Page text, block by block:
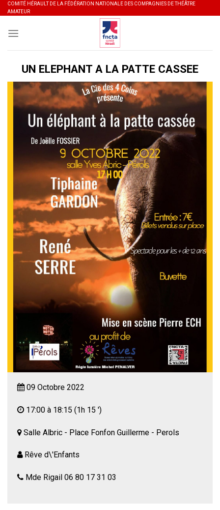
Skip
to
content
COMITÉ HÉRAULT DE LA FÉDÉRATION NATIONALE DES COMPAGNIES DE THÉÂTRE
AMATEUR
UN ELEPHANT A LA PATTE CASSEE
09 Octobre 2022
17:00 à 18:15 (1h 15 ')
Salle Albric - Place Fonfon Guillerme - Perols
Rêve d\'Enfants
Mde Rigail 06 80 17 31 03